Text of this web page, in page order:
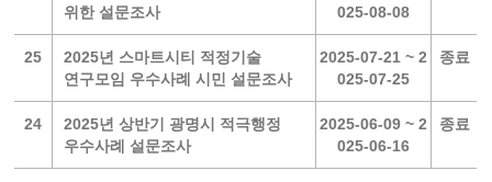
위한 설문조사
025-08-08
25
2025년 스마트시티 적정기술
연구모임 우수사례 시민 설문조사
2025-07-21 ~ 2
025-07-25
종료
24
2025년 상반기 광명시 적극행정
우수사례 설문조사
2025-06-09 ~ 2
025-06-16
종료